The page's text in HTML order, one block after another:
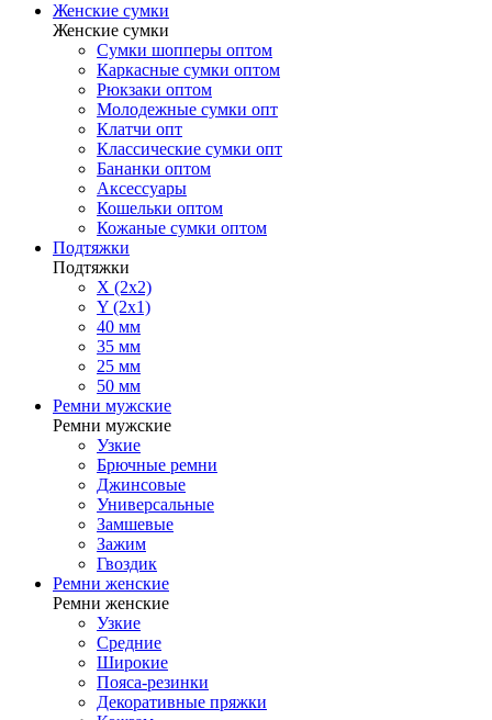
Женские сумки
Женские сумки
Сумки шопперы оптом
Каркасные сумки оптом
Рюкзаки оптом
Молодежные сумки опт
Клатчи опт
Классические сумки опт
Бананки оптом
Аксессуары
Кошельки оптом
Кожаные сумки оптом
Подтяжки
Подтяжки
X (2x2)
Y (2x1)
40 мм
35 мм
25 мм
50 мм
Ремни мужские
Ремни мужские
Узкие
Брючные ремни
Джинсовые
Универсальные
Замшевые
Зажим
Гвоздик
Ремни женские
Ремни женские
Узкие
Средние
Широкие
Пояса-резинки
Декоративные пряжки